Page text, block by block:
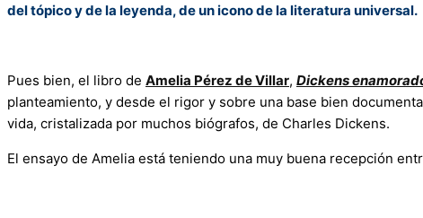
del tópico y de la leyenda, de un icono de la literatura universal.
Pues bien, el libro de Amelia Pérez de Villar, Dickens
planteamiento, y desde el rigor y sobre una base bien
vida, cristalizada por muchos biógrafos, de Charles Dickens.
El ensayo de Amelia está teniendo una muy buena recepción